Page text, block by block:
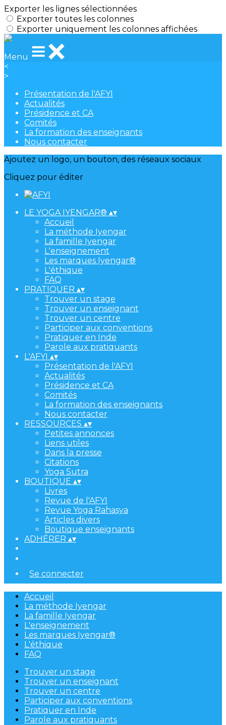
Exporter les lignes sélectionnées
Exporter toutes les colonnes
Exporter uniquement les colonnes affichées
Menu
<
>
Présentation de l'AFYI
Actualités
Présidence et CA
Comités
La formation des enseignants
Nous contacter
Ajoutez un logo, un bouton, des réseaux sociaux
Cliquez pour éditer
LE YOGA IYENGAR® ▴▾
Accueil
La méthode Iyengar
La famille Iyengar
L'enseignement
Les marques Iyengar®
L'éthique
FAQ
PRATIQUER ▴▾
Trouver un stage
Trouver un enseignant
Trouver un centre
Participer aux conventions
Pratiquer en Inde
Parole aux pratiquants
L'AFYI ▴▾
Présentation de l'AFYI
Actualités
Présidence et CA
Comités
La formation des enseignants
Nous contacter
RESSOURCES ▴▾
Petites annonces
Liens utiles
Dans la presse
Citations
Yoga Sutra
BOUTIQUE ▴▾
Livres
Revue de l'AFYI
Revue Yoga Rahasya
Articles divers
Boutique enseignants
ADHÉRER ▴▾
Se connecter
Accueil
La méthode Iyengar
La famille Iyengar
L'enseignement
Les marques Iyengar®
L'éthique
FAQ
Trouver un stage
Trouver un enseignant
Trouver un centre
Participer aux conventions
Pratiquer en Inde
Parole aux pratiquants